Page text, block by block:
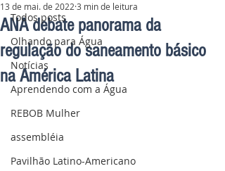
Todos posts
Olhando para Água
Notícias
Aprendendo com a Água
REBOB Mulher
assembléia
Pavilhão Latino-Americano
ANA debate panorama da
regulação do saneamento básico
na América Latina
13 de mai. de 2022 3 min de leitura